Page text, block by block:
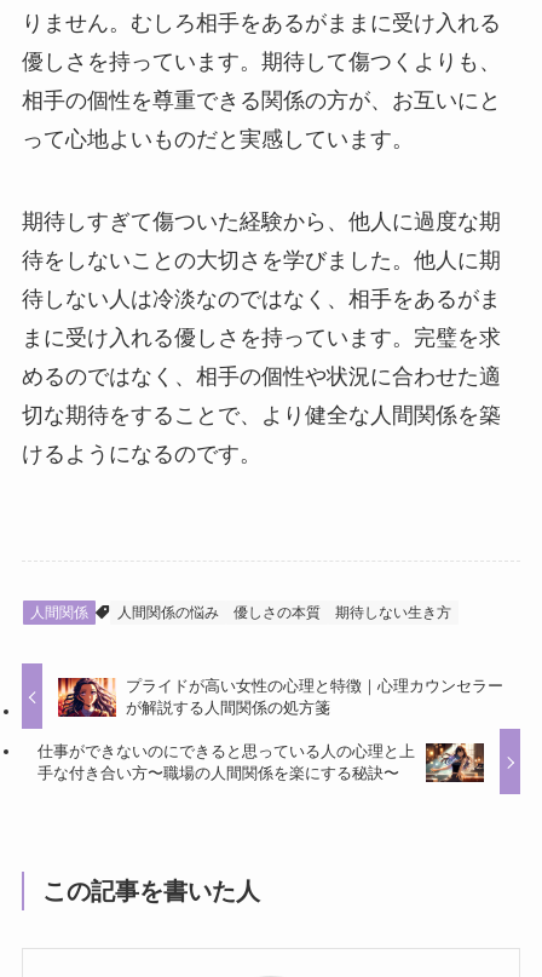
りません。むしろ相手をあるがままに受け入れる
優しさを持っています。期待して傷つくよりも、
相手の個性を尊重できる関係の方が、お互いにと
って心地よいものだと実感しています。
期待しすぎて傷ついた経験から、他人に過度な期
待をしないことの大切さを学びました。他人に期
待しない人は冷淡なのではなく、相手をあるがま
まに受け入れる優しさを持っています。完璧を求
めるのではなく、相手の個性や状況に合わせた適
切な期待をすることで、より健全な人間関係を築
けるようになるのです。
人間関係 人間関係の悩み 優しさの本質 期待しない生き方
プライドが高い女性の心理と特徴｜心理カウンセラー
が解説する人間関係の処方箋
仕事ができないのにできると思っている人の心理と上
手な付き合い方〜職場の人間関係を楽にする秘訣〜
この記事を書いた人